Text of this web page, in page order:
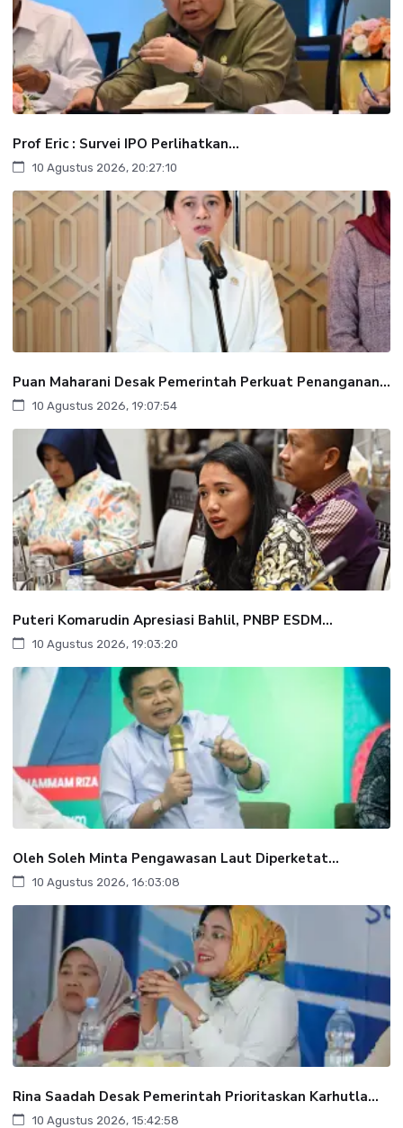
‎Prof Eric : Survei IPO Perlihatkan...
10 Agustus 2026, 20:27:10
Puan Maharani Desak Pemerintah Perkuat Penanganan...
10 Agustus 2026, 19:07:54
Puteri Komarudin Apresiasi Bahlil, PNBP ESDM...
10 Agustus 2026, 19:03:20
Oleh Soleh Minta Pengawasan Laut Diperketat...
10 Agustus 2026, 16:03:08
Rina Saadah Desak Pemerintah Prioritaskan Karhutla...
10 Agustus 2026, 15:42:58